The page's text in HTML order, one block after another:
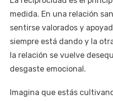
medida. En una relación
sentirse valorados y
siempre está dando y la
la relación se vuelve
desgaste emocional.
Imagina que estás